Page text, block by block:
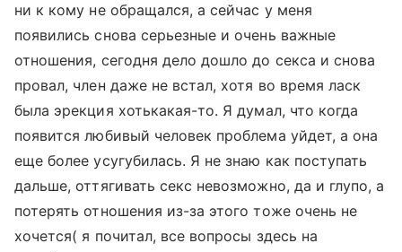
ни к кому не обращался, а сейчас у меня
появились снова серьезные и очень важные
отношения, сегодня дело дошло до секса и снова
провал, член даже не встал, хотя во время ласк
была эрекция хотькакая-то. Я думал, что когда
появится любивый человек проблема уйдет, а она
еще более усугубилась. Я не знаю как поступать
дальше, оттягивать секс невозможно, да и глупо, а
потерять отношения из-за этого тоже очень не
хочется( я почитал, все вопросы здесь на